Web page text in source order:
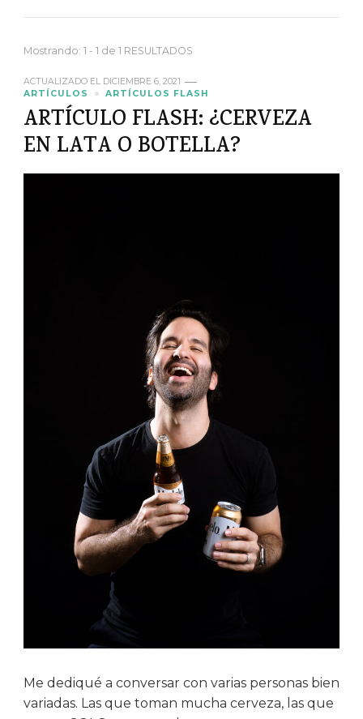
Mostrando: 1 - 1 de 1 RESULTADOS
ACTUALIZADO EL DICIEMBRE 6, 2021
ARTÍCULOS
ARTÍCULOS FLASH
ARTÍCULO FLASH: ¿CERVEZA
EN LATA O BOTELLA?
Me dediqué a conversar con varias personas bien
variadas. Las que toman mucha cerveza, las que